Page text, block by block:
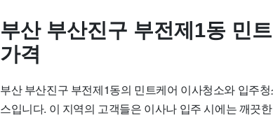
부산 부산진구 부전제1동 민
가격
부산 부산진구 부전제1동의 민트케어 이사청소와 입주
스입니다. 이 지역의 고객들은 이사나 입주 시에는 깨끗